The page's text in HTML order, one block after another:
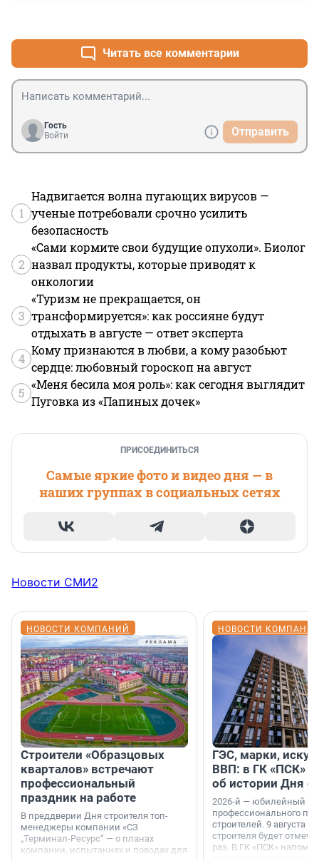
Читать все комментарии
Гость
Войти
Отправить
1
Надвигается волна пугающих вирусов —
ученые потребовали срочно усилить
безопасность
2
«Сами кормите свои будущие опухоли». Биолог
назвал продукты, которые приводят к
онкологии
3
«Туризм не прекращается, он
трансформируется»: как россияне будут
отдыхать в августе — ответ эксперта
4
Кому признаются в любви, а кому разобьют
сердце: любовный гороскоп на август
5
«Меня бесила моя роль»: как сегодня выглядит
Пуговка из «Папиных дочек»
ПРИСОЕДИНИТЬСЯ
Самые яркие фото и видео дня — в
наших группах в социальных сетях
Новости СМИ2
НОВОСТИ КОМПАНИЙ
Строители «Образцовых
кварталов» встречают
профессиональный
праздник на работе
В преддверии Дня строителя топ-
менеджеры компании «СЗ
„Терминал-Ресурс“ — о планах
компании, испытаниях и поводах для
НОВОСТИ
ГЭС, марки,
ВВП: в ГК «ПСК»
об истории Дня
2026-й — юбилейный
профессионального
строителей. 9 августа
строителя будет
раз. В ГК «ПСК»